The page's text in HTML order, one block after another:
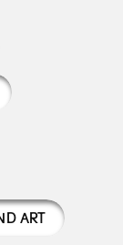
ART